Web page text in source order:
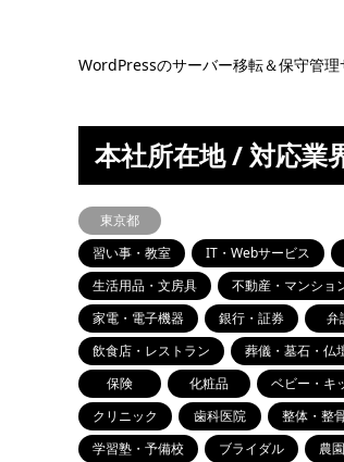
WordPressのサーバー移転＆保守管
本社所在地 / 対応業
東京都
習い事・教室
IT・Webサービス
生活用品・文房具
不動産・マンショ
家電・電子機器
銀行・証券 弁
飲食店・レストラン
葬儀・墓石・仏
保険
化粧品 ベビー・キ
クリニック
歯科医院 整体・整
学習塾・予備校
ブライダル 農